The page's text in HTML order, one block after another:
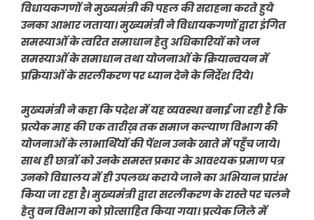
विधायकगणों ने मुख्यमंत्री की पहल की सराहना करते हुये
उनका आभार जताया। मुख्यमंत्री ने विधायकगणों द्वारा इंगित
समस्याओं के त्वरित समाधान हेतु अधिकारियों को जन
समस्याओं के समाधान तथा योजनाओं के क्रियान्वयन में
प्रक्रियाओं के सरलीकरण पर ध्यान देने के निर्देश दिये।
मुख्यमंत्री ने कहा कि पदेश में यह व्यवस्था बनाई जा रही है कि
प्रत्येक माह की एक तारीख़ तक समाज कल्याण विभाग की
योजनाओं के लाभार्थियों की पेंशन उनके खाते में पहुँच जाये।
साथ ही छात्रों को उनके समस्त प्रकार के आवश्यक प्रमाण पत्र
उनको विद्यालय में ही उपलब्ध कराये जाने का अभियान प्रारंभ
किया जा रहा है। मुख्यमंत्री द्वारा सरलीकरण के रास्ते पर चलने
हेतु वन विभाग को प्रोत्साहित किया गया। प्रत्येक जिले में